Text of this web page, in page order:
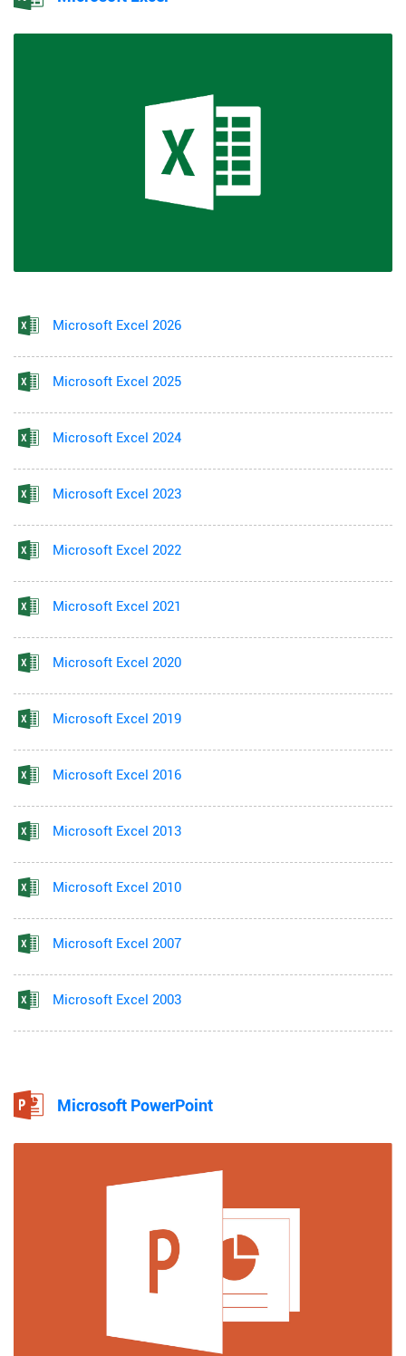
Microsoft Excel 2026
Microsoft Excel 2025
Microsoft Excel 2024
Microsoft Excel 2023
Microsoft Excel 2022
Microsoft Excel 2021
Microsoft Excel 2020
Microsoft Excel 2019
Microsoft Excel 2016
Microsoft Excel 2013
Microsoft Excel 2010
Microsoft Excel 2007
Microsoft Excel 2003
Microsoft PowerPoint